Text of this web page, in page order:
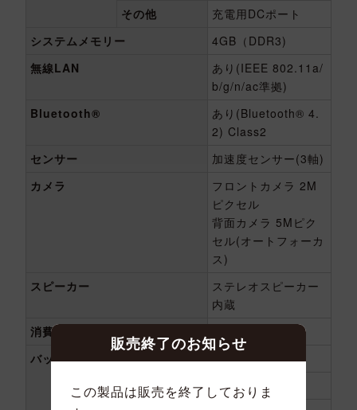
その他
充電用DCポート
システムメモリー
4GB（DDR3)
無線LAN
あり(IEEE 802.11a/
b/g/n/ac準拠)
Bluetooth®
あり(Bluetooth® 4.
2) Class2
センサー
加速度センサー(3軸)
カメラ
フロントカメラ 2M
ピクセル
背面カメラ 5Mピク
セル(オートフォーカ
ス)
スピーカー
ステレオスピーカー
内蔵
消費電力
バッテリー
容量
8000mAh
素材
リチウムポリマー
販売終了のお知らせ
この製品は販売を終了しておりま